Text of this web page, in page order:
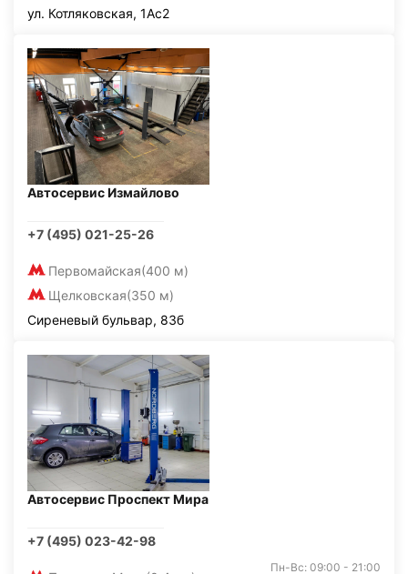
ул. Котляковская, 1Ас2
Автосервис Измайлово
+7 (495) 021-25-26
Первомайская(400 м)
Щелковская(350 м)
Сиреневый бульвар, 83б
Автосервис Проспект Мира
+7 (495) 023-42-98
Пн-Вс: 09:00 - 21:00